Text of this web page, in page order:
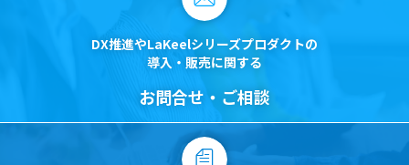
DX推進やLaKeelシリーズプロダクトの
導入・販売に関する
お問合せ・ご相談